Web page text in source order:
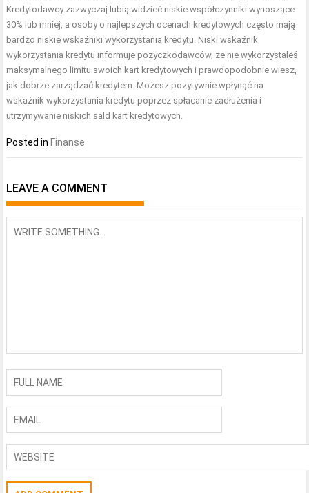
Kredytodawcy zazwyczaj lubią widzieć niskie współczynniki wynoszące
30% lub mniej, a osoby o najlepszych ocenach kredytowych często mają
bardzo niskie wskaźniki wykorzystania kredytu. Niski wskaźnik
wykorzystania kredytu informuje pożyczkodawców, że nie wykorzystałeś
maksymalnego limitu swoich kart kredytowych i prawdopodobnie wiesz,
jak dobrze zarządzać kredytem. Możesz pozytywnie wpłynąć na
wskaźnik wykorzystania kredytu poprzez spłacanie zadłużenia i
utrzymywanie niskich sald kart kredytowych.
Posted in Finanse
LEAVE A COMMENT